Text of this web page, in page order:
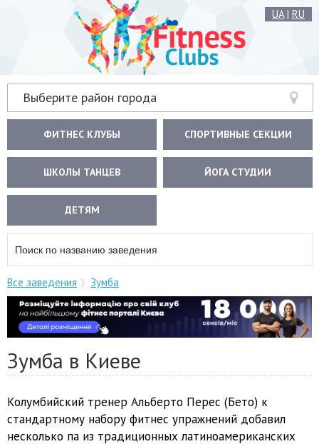
UA| RU
Выберите район города
ФИТНЕС КЛУБЫ СПОРТИВНЫЕ СЕКЦИИ
ШКОЛЫ ТАНЦЕВ ЙОГА СТУДИИ
ДЕТЯМ
Все заведения Зумба
Зумба в Киеве
Колумбийский тренер Альберто Перес (Бето) к
стандартному набору фитнес упражнений добавил
несколько па из традиционных латиноамериканских